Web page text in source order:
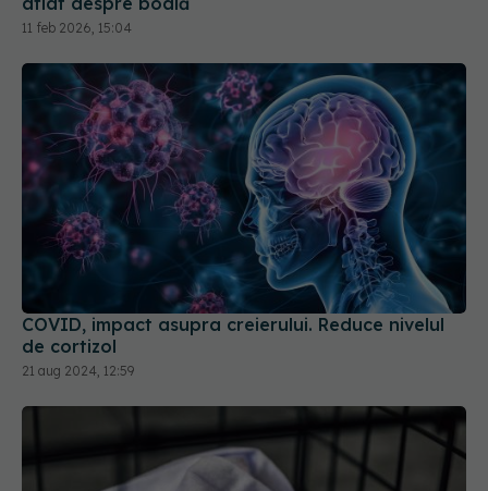
COVID, impact asupra creierului. Reduce nivelul
de cortizol
21 aug 2024, 12:59